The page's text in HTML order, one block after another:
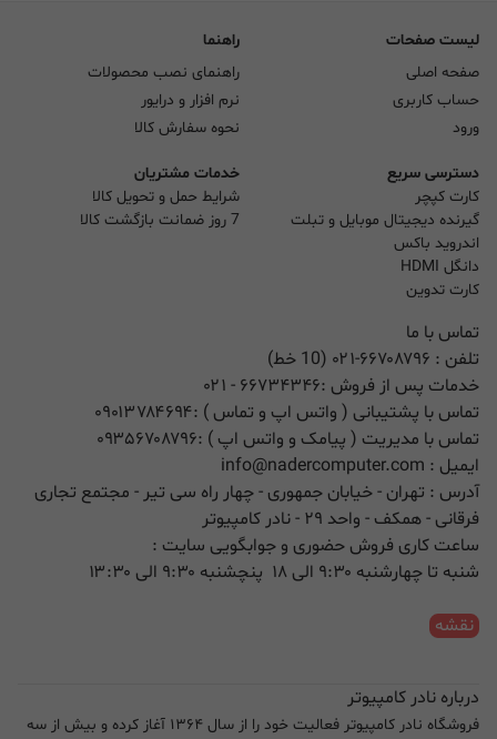
لیست صفحات
صفحه اصلی
حساب کاربری
ورود
راهنما
راهنمای نصب محصولات
نرم افزار و درایور
نحوه سفارش کالا
دسترسی سریع
کارت کپچر
گیرنده دیجیتال موبایل و تبلت
اندروید باکس
دانگل HDMI
کارت تدوین
خدمات مشتریان
شرایط حمل و تحویل کالا
7 روز ضمانت بازگشت کالا
تماس با ما
تلفن : ۰۲۱-۶۶۷۰۸۷۹۶ (10 خط)
خدمات پس از فروش :۶۶۷۳۴۳۴۶ - ۰۲۱
تماس با پشتیبانی ( واتس اپ و تماس ) :۰۹۰۱۳۷۸۴۶۹۴
تماس با مدیریت ( پیامک و واتس اپ ) :۰۹۳۵۶۷۰۸۷۹۶
ایمیل : info@nadercomputer.com
آدرس : تهران - خیابان جمهوری - چهار راه سی تیر - مجتمع تجاری
فرقانی - همکف - واحد ۲۹ - نادر کامپیوتر
ساعت کاری فروش حضوری و جوابگویی سایت :
شنبه تا چهارشنبه ۹:۳۰ الی ۱۸ پنچشنبه ۹:۳۰ الی ۱۳:۳۰
نقشه
درباره نادر کامپیوتر
فروشگاه نادر کامپیوتر فعالیت خود را از سال ۱۳۶۴ آغاز کرده و بیش از سه